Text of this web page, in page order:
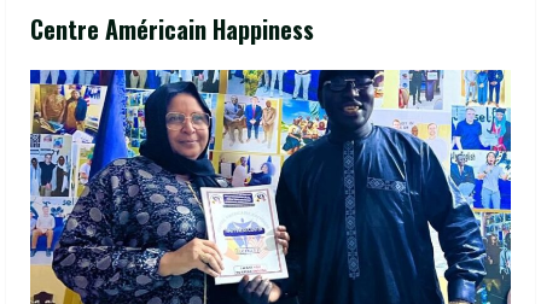
Centre Américain Happiness